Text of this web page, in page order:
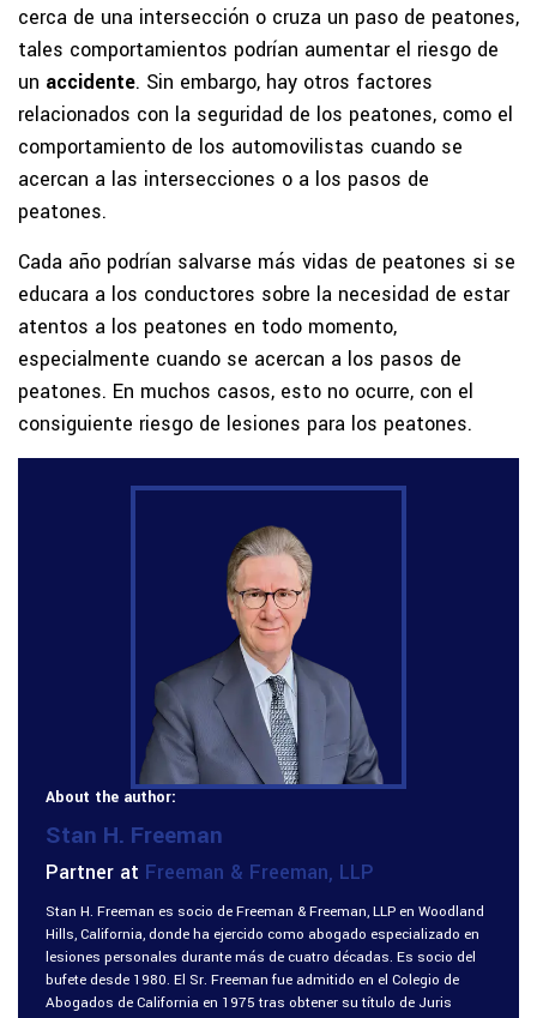
cerca de una intersección o cruza un paso de peatones,
tales comportamientos podrían aumentar el riesgo de
un accidente. Sin embargo, hay otros factores
relacionados con la seguridad de los peatones, como el
comportamiento de los automovilistas cuando se
acercan a las intersecciones o a los pasos de
peatones.
Cada año podrían salvarse más vidas de peatones si se
educara a los conductores sobre la necesidad de estar
atentos a los peatones en todo momento,
especialmente cuando se acercan a los pasos de
peatones. En muchos casos, esto no ocurre, con el
consiguiente riesgo de lesiones para los peatones.
About the author:
Stan H. Freeman
Partner at Freeman & Freeman, LLP
Stan H. Freeman es socio de Freeman & Freeman, LLP en Woodland
Hills, California, donde ha ejercido como abogado especializado en
lesiones personales durante más de cuatro décadas. Es socio del
bufete desde 1980. El Sr. Freeman fue admitido en el Colegio de
Abogados de California en 1975 tras obtener su título de Juris